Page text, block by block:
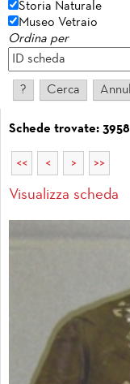
Storia Naturale
Museo Vetraio
Ordina per
Schede trovate: 3958
<< < > >>
Visualizza scheda